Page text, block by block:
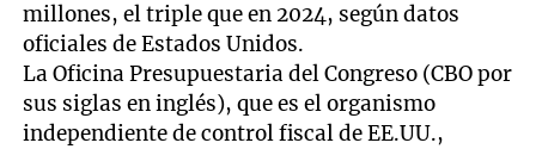
millones, el triple que en 2024, según datos
oficiales de Estados Unidos.
La Oficina Presupuestaria del Congreso (CBO por
sus siglas en inglés), que es el organismo
independiente de control fiscal de EE.UU.,